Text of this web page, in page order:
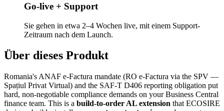
Go-live + Support
Sie gehen in etwa 2–4 Wochen live, mit einem Support-
Zeitraum nach dem Launch.
Über dieses Produkt
Romania's ANAF e-Factura mandate (RO e-Factura via the SPV —
Spațiul Privat Virtual) and the SAF-T D406 reporting obligation put
hard, non-negotiable compliance demands on your Business Central
finance team. This is a build-to-order AL extension that ECOSIRE